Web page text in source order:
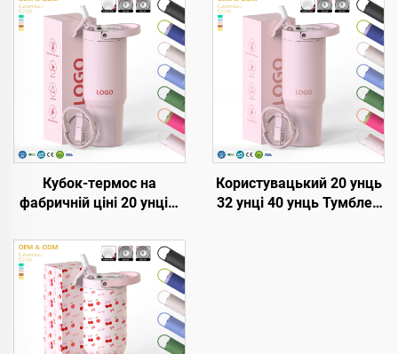
Кубок-термос на
фабричній ціні 20 унцій,
ручкою та кришкою з
трубочкою, ізольований
кубок, багаторазовий
термос з нержавіючої
сталі для сублімації
Користувацький 20 унць
32 унці 40 унць Тумблер